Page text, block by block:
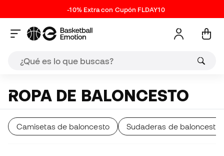
-10% Extra con Cupón FLDAY10
ROPA DE BALONCESTO
Camisetas de baloncesto Sudaderas de baloncesto